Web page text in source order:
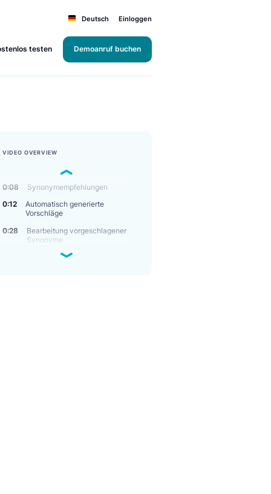
Deutsch
Kostenlos testen Demoanruf buchen
VIDEO OVERVIEW
0:08 Synonymempfehlungen
0:12 Automatisch generierte
Vorschläge
0:28